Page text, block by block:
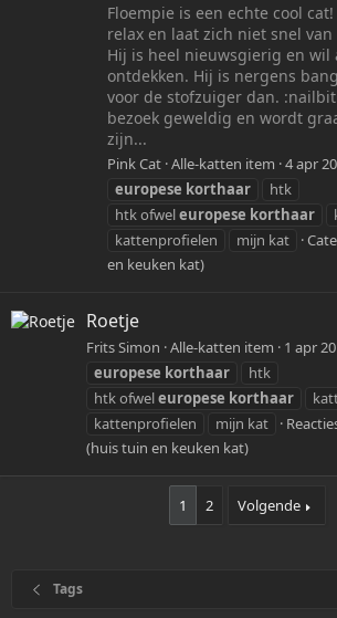
Floempie is een echte cool
relax en laat zich niet snel
Hij is heel nieuwsgierig en wil
ontdekken. Hij is nergens
voor de stofzuiger dan.
bezoek geweldig en wordt
zijn...
Pink Cat Alle-katten item 4 apr
europese korthaar
htk
htk ofweleuropese korthaar
kattenprofielen
mijn kat
en keuken kat)
Roetje
Frits Simon Alle-katten item 1 apr
europese korthaar
htk
htk ofweleuropese korthaar
kattenprofielen
mijn kat
(huis tuin en keuken kat)
1 2 Volgende
Tags